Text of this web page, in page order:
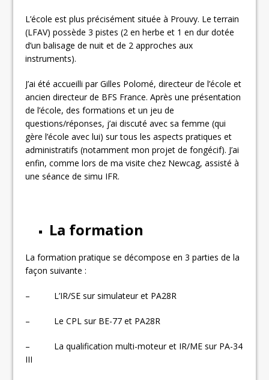
L’école est plus précisément située à Prouvy. Le terrain
(LFAV) possède 3 pistes (2 en herbe et 1 en dur dotée
d’un balisage de nuit et de 2 approches aux
instruments).
J’ai été accueilli par Gilles Polomé, directeur de l’école et
ancien directeur de BFS France. Après une présentation
de l’école, des formations et un jeu de
questions/réponses, j’ai discuté avec sa femme (qui
gère l’école avec lui) sur tous les aspects pratiques et
administratifs (notamment mon projet de fongécif). J’ai
enfin, comme lors de ma visite chez Newcag, assisté à
une séance de simu IFR.
La formation
La formation pratique se décompose en 3 parties de la
façon suivante :
– L’IR/SE sur simulateur et PA28R
– Le CPL sur BE-77 et PA28R
– La qualification multi-moteur et IR/ME sur PA-34
III